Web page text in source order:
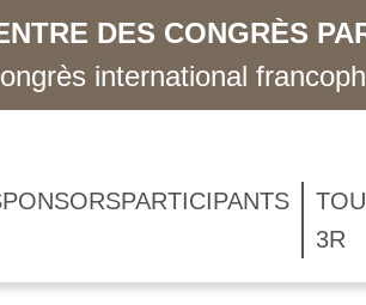
DES CONGRÈS
international
PARTICIPANTS
3R